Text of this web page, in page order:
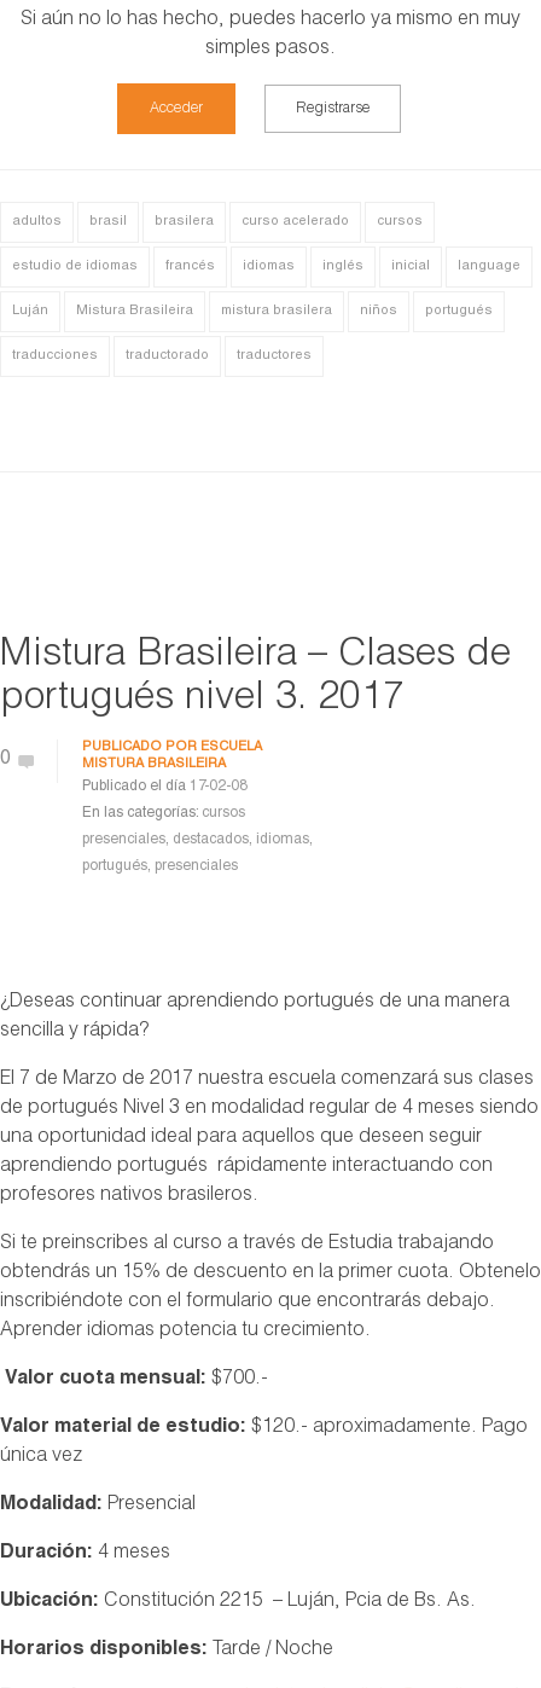
Si aún no lo has hecho, puedes hacerlo ya mismo en muy
simples pasos.
Acceder Registrarse
adultos brasil brasilera curso acelerado cursos
estudio de idiomas francés idiomas inglés inicial language
Luján Mistura Brasileira mistura brasilera niños portugués
traducciones traductorado traductores
Mistura Brasileira – Clases de
portugués nivel 3. 2017
0
PUBLICADO POR ESCUELA
MISTURA BRASILEIRA
Publicado el día 17-02-08
En las categorías: cursos
presenciales, destacados, idiomas,
portugués, presenciales
¿Deseas continuar aprendiendo portugués de una manera
sencilla y rápida?
El 7 de Marzo de 2017 nuestra escuela comenzará sus clases
de portugués Nivel 3 en modalidad regular de 4 meses siendo
una oportunidad ideal para aquellos que deseen seguir
aprendiendo portugués rápidamente interactuando con
profesores nativos brasileros.
Si te preinscribes al curso a través de Estudia trabajando
obtendrás un 15% de descuento en la primer cuota. Obtenelo
inscribiéndote con el formulario que encontrarás debajo.
Aprender idiomas potencia tu crecimiento.
Valor cuota mensual: $700.-
Valor material de estudio: $120.- aproximadamente. Pago
única vez
Modalidad: Presencial
Duración: 4 meses
Ubicación: Constitución 2215 – Luján, Pcia de Bs. As.
Horarios disponibles: Tarde / Noche